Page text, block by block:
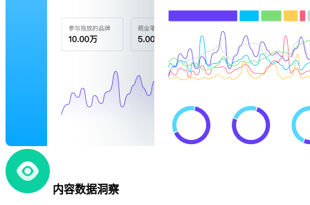
内容数据洞察